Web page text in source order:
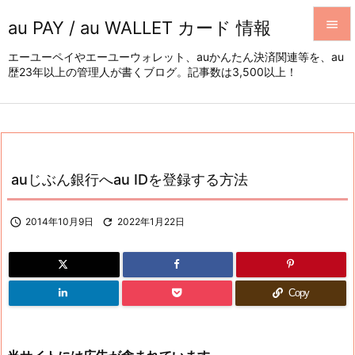
au PAY / au WALLET カード 情報
エーユーペイやエーユーウォレット、auかんたん決済関連等を、au
歴23年以上の管理人が書くブログ。記事数は3,500以上！



auじぶん銀行へau IDを登録する方法
 2014年10月9日  2022年1月22日
Copy